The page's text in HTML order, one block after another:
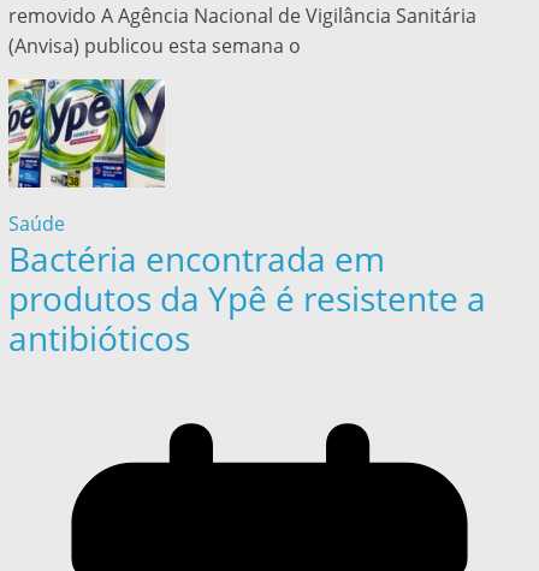
removido A Agência Nacional de Vigilância Sanitária
(Anvisa) publicou esta semana o
Saúde
Bactéria encontrada em
produtos da Ypê é resistente a
antibióticos